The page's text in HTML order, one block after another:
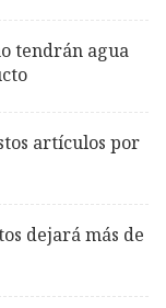
tendrán agua
artículos por
dejará más de